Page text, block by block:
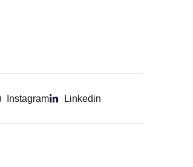
Instagram Linkedin